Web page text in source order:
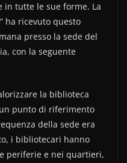
in tutte le sue forme. La
ha ricevuto questo
presso la sede del
con la seguente
la biblioteca
punto di riferimento
della sede era
i bibliotecari hanno
periferie e nei quartieri,